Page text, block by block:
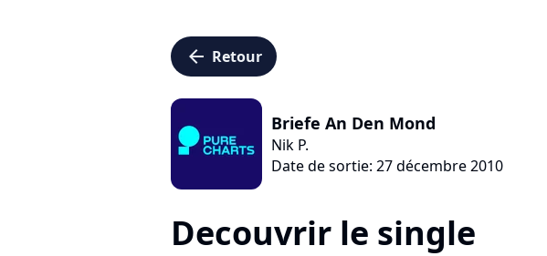
arrow_left Retour
Briefe An Den Mond
Nik P.
Date de sortie: 27 décembre 2010
Decouvrir le single